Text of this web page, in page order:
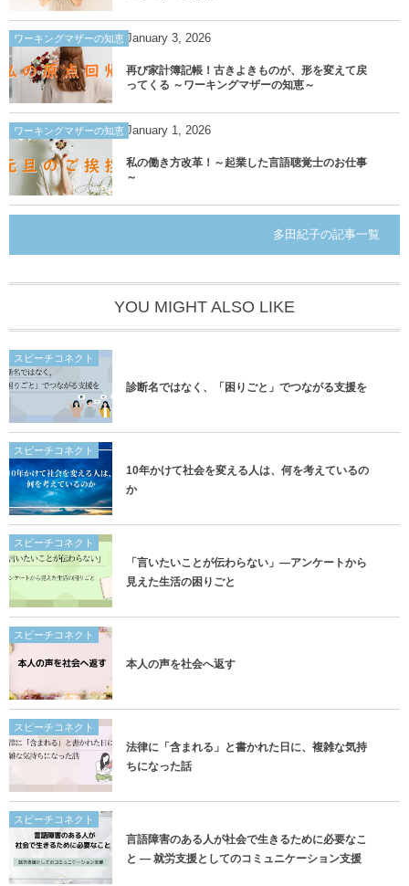
ワーキングマザーの知恵 January 3 2026
再び家計簿記帳！古きよきものが、形を変えて戻
ってくる ～ワーキングマザーの知恵～
ワーキングマザーの知恵 January 1 2026
私の働き方改革！～起業した言語聴覚士のお仕事
～
多田紀子の記事一覧
YOU MIGHT ALSO LIKE
スピーチコネクト
診断名ではなく、「困りごと」でつながる支援を
スピーチコネクト
10年かけて社会を変える人は、何を考えているの
か
スピーチコネクト
「言いたいことが伝わらない」―アンケートから
見えた生活の困りごと
スピーチコネクト
本人の声を社会へ返す
スピーチコネクト
法律に「含まれる」と書かれた日に、複雑な気持
ちになった話
スピーチコネクト
言語障害のある人が社会で生きるために必要なこ
と ― 就労支援としてのコミュニケーション支援